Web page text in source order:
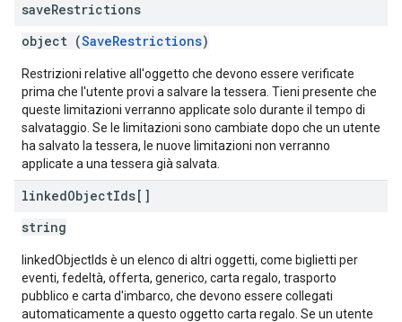
saveRestrictions
object (SaveRestrictions)
Restrizioni relative all'oggetto che devono essere verificate
prima che l'utente provi a salvare la tessera. Tieni presente che
queste limitazioni verranno applicate solo durante il tempo di
salvataggio. Se le limitazioni sono cambiate dopo che un utente
ha salvato la tessera, le nuove limitazioni non verranno
applicate a una tessera già salvata.
linkedObjectIds[]
string
linkedObjectIds è un elenco di altri oggetti, come biglietti per
eventi, fedeltà, offerta, generico, carta regalo, trasporto
pubblico e carta d'imbarco, che devono essere collegati
automaticamente a questo oggetto carta regalo. Se un utente